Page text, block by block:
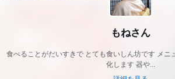
もねさん
食べることがだいすきで とても食いしん坊です メニ
化します 器や...